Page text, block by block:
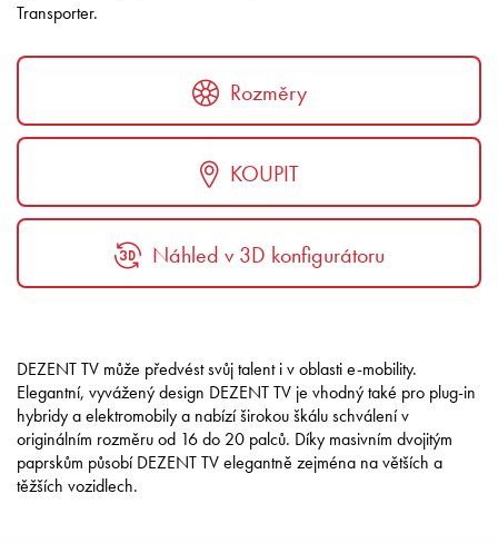
Transporter.
Rozměry
KOUPIT
Náhled v 3D konfigurátoru
DEZENT TV může předvést svůj talent i v oblasti e-mobility.
Elegantní, vyvážený design DEZENT TV je vhodný také pro plug-in
hybridy a elektromobily a nabízí širokou škálu schválení v
originálním rozměru od 16 do 20 palců. Díky masivním dvojitým
paprskům působí DEZENT TV elegantně zejména na větších a
těžších vozidlech.